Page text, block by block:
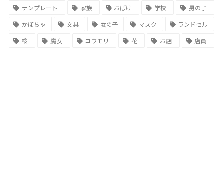
テンプレート
家族 おばけ 学校
男の子
かぼちゃ
文具 女の子 マスク
ランドセル
桜
魔女 コウモリ 花 お店 店員